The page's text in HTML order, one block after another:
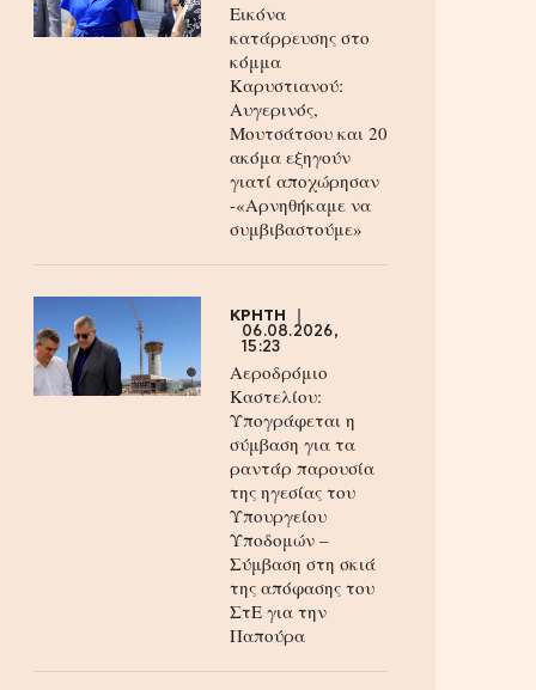
Εικόνα
κατάρρευσης στο
κόμμα
Καρυστιανού:
Αυγερινός,
Μουτσάτσου και 20
ακόμα εξηγούν
γιατί αποχώρησαν
-«Αρνηθήκαμε να
συμβιβαστούμε»
ΚΡΗΤΗ
06.08.2026,
15:23
Αεροδρόμιο
Καστελίου:
Υπογράφεται η
σύμβαση για τα
ραντάρ παρουσία
της ηγεσίας του
Υπουργείου
Υποδομών –
Σύμβαση στη σκιά
της απόφασης του
ΣτΕ για την
Παπούρα